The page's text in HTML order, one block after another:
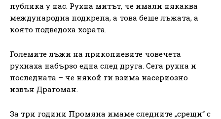
публика у нас. Рухна митът, че имали някаква
международна подкрепа, а това беше лъжата, а
която подведоха хората.
Големите лъжи на прикопиевите човечета
рухнаха набързо една след друга. Сега рухна и
последната – че някой ги взима насериозно
извън Драгоман.
За три години Промяна имаме следните „срещи“ с